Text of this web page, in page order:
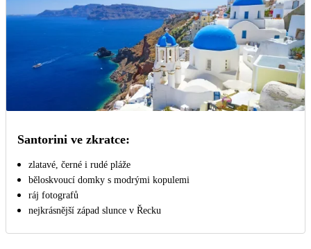
Santorini ve zkratce:
zlatavé, černé i rudé pláže
běloskvoucí domky s modrými kopulemi
ráj fotografů
nejkrásnější západ slunce v Řecku